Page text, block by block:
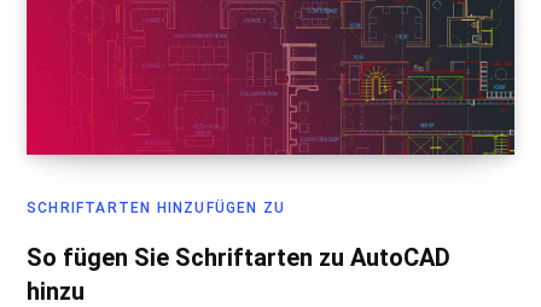
SCHRIFTARTEN HINZUFÜGEN ZU
So fügen Sie Schriftarten zu AutoCAD
hinzu